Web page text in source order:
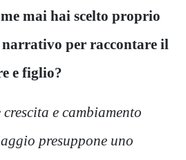
mai hai scelto proprio
narrativo per raccontare il
e figlio?
e cambiamento
presuppone uno